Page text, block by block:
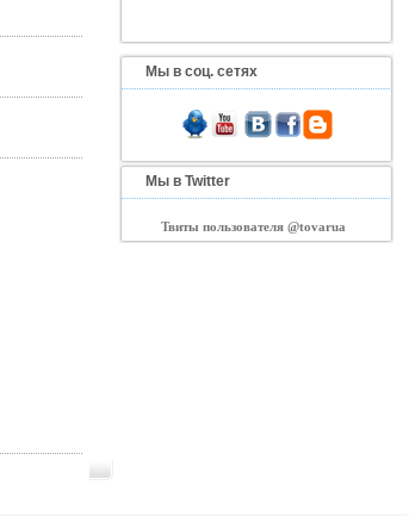
Мы в соц. сетях
Мы в Twitter
Твиты пользователя @tovarua